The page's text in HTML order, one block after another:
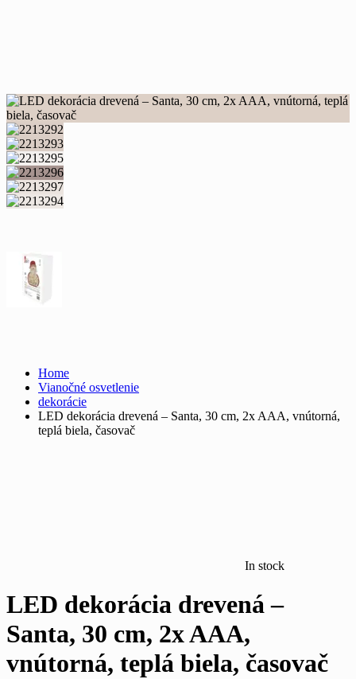
Home
Vianočné osvetlenie
dekorácie
LED dekorácia drevená – Santa, 30 cm, 2x AAA, vnútorná,
teplá biela, časovač
In stock
LED dekorácia drevená –
Santa, 30 cm, 2x AAA,
vnútorná, teplá biela, časovač